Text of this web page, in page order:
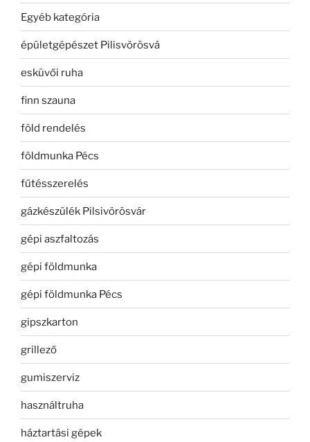
Egyéb kategória
épületgépészet Pilisvörösvá
esküvői ruha
finn szauna
föld rendelés
földmunka Pécs
fűtésszerelés
gázkészülék Pilsivörösvár
gépi aszfaltozás
gépi földmunka
gépi földmunka Pécs
gipszkarton
grillező
gumiszerviz
használtruha
háztartási gépek